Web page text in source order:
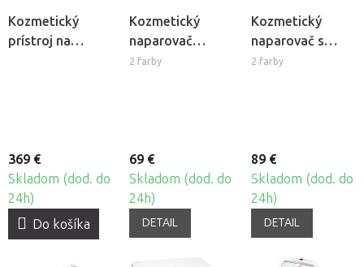
Kozmetický
prístroj na
generation
369 €
Skladom (dod. do
24h)
Do košíka
Kozmetický
naparovač
Giovanni D-20
2 farby
69 €
Skladom (dod. do
24h)
DETAIL
Kozmetický
naparovač s
lampou Giovanni
2 farby
89 €
Skladom (dod. do
24h)
DETAIL